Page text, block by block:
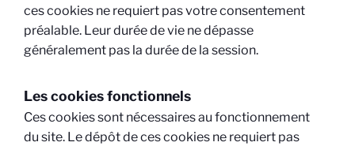
ces cookies ne requiert pas votre consentement
préalable. Leur durée de vie ne dépasse
généralement pas la durée de la session.
Les cookies fonctionnels
Ces cookies sont nécessaires au fonctionnement
du site. Le dépôt de ces cookies ne requiert pas